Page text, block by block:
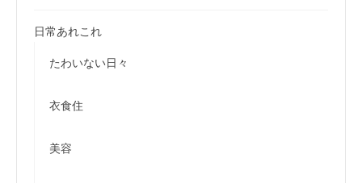
日常あれこれ
たわいない日々
衣食住
美容